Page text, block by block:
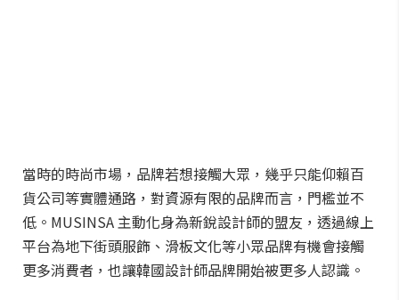
當時的時尚市場，品牌若想接觸大眾，幾乎只能仰賴百
貨公司等實體通路，對資源有限的品牌而言，門檻並不
低。MUSINSA 主動化身為新銳設計師的盟友，透過線上
平台為地下街頭服飾、滑板文化等小眾品牌有機會接觸
更多消費者，也讓韓國設計師品牌開始被更多人認識。